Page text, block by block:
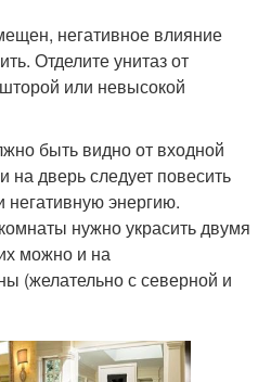
негативное влияние
Отделите унитаз от
или невысокой
быть видно от входной
на дверь следует повесить
негативную энергию.
нужно украсить двумя
можно и на
(желательно с северной и